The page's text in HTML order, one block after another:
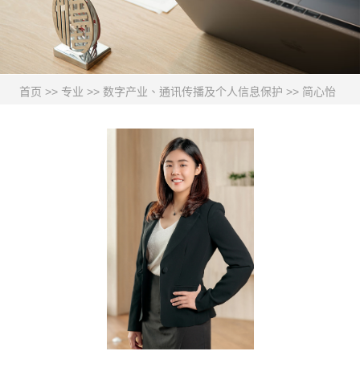
首页 >> 专业 >> 数字产业、通讯传播及个人信息保护 >> 简心怡